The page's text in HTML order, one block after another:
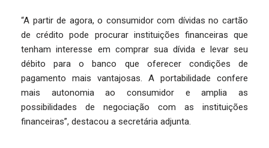
“A partir de agora, o consumidor com dívidas no cartão
de crédito pode procurar instituições financeiras que
tenham interesse em comprar sua dívida e levar seu
débito para o banco que oferecer condições de
pagamento mais vantajosas. A portabilidade confere
mais autonomia ao consumidor e amplia as
possibilidades de negociação com as instituições
financeiras”, destacou a secretária adjunta.